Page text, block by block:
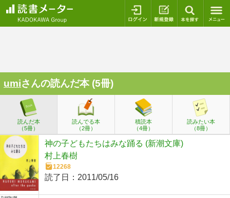
ログイン 新規登録
umiさんの読んだ本 (5冊)
読んだ本
（5冊）
読んでる本
（2冊）
積読本
（4冊）
読みたい本
（8冊）
神の子どもたちはみな踊る (新潮文庫)
村上春樹
12268
読了日： 2011/05/16